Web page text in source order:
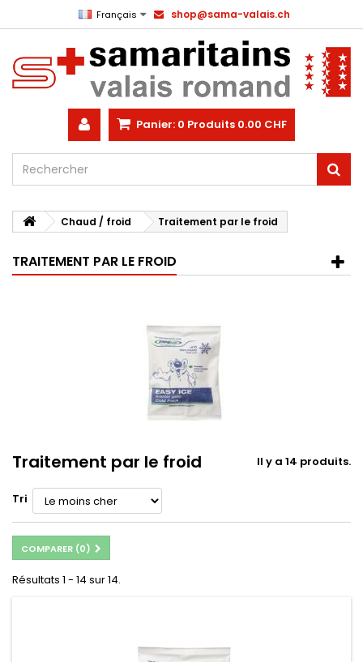
Français shop@sama-valais.ch
Panier: 0 Produits 0.00 CHF
Chaud / froid Traitement par le froid
TRAITEMENT PAR LE FROID
Traitement par le froid Il y a 14 produits.
Tri
COMPARER (0)
Résultats 1 - 14 sur 14.